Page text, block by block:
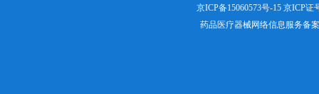
京ICP备15060573号-15京ICP证
药品医疗器械网络信息服务备